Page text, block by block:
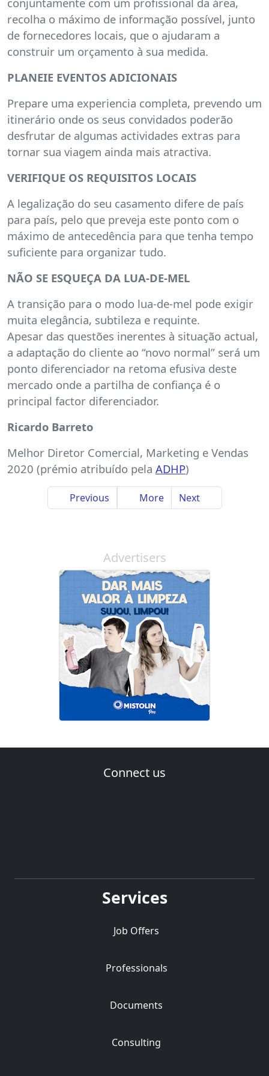
recolha o máximo de informação possível, junto
de fornecedores locais, que o ajudaram a
construir um orçamento à sua medida.
PLANEIE EVENTOS ADICIONAIS
Prepare uma experiencia completa, prevendo um
itinerário onde os seus convidados poderão
desfrutar de algumas actividades extras para
tornar sua viagem ainda mais atractiva.
VERIFIQUE OS REQUISITOS LOCAIS
A legalização do seu casamento difere de país
para país, pelo que preveja este ponto com o
máximo de antecedência para que tenha tempo
suficiente para organizar tudo.
NÃO SE ESQUEÇA DA LUA-DE-MEL
A transição para o modo lua-de-mel pode exigir
muita elegância, subtileza e requinte.
Apesar das questões inerentes à situação actual,
a adaptação do cliente ao “novo normal” será um
ponto diferenciador na retoma efusiva deste
mercado onde a partilha de confiança é o
principal factor diferenciador.
Ricardo Barreto
Melhor Diretor Comercial, Marketing e Vendas
2020 (prémio atribuído pela ADHP)
Previous More Next
Advertisers
Connect us
Services
Job Offers
Professionals
Documents
Consulting